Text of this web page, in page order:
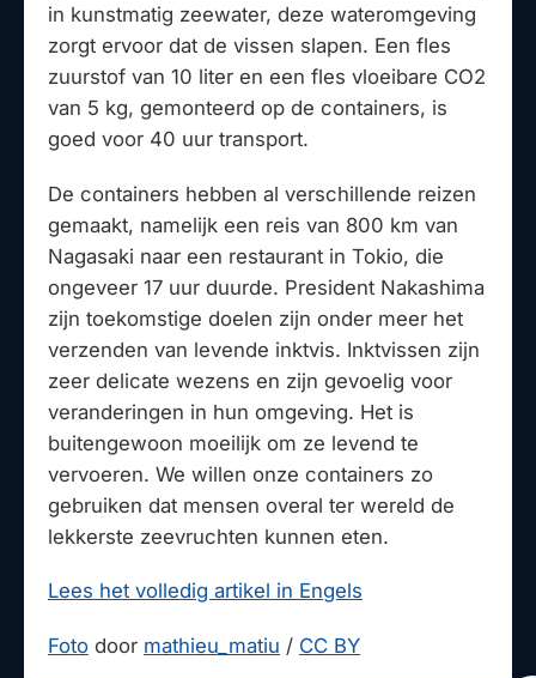
in kunstmatig zeewater, deze wateromgeving
zorgt ervoor dat de vissen slapen. Een fles
zuurstof van 10 liter en een fles vloeibare CO2
van 5 kg, gemonteerd op de containers, is
goed voor 40 uur transport.
De containers hebben al verschillende reizen
gemaakt, namelijk een reis van 800 km van
Nagasaki naar een restaurant in Tokio, die
ongeveer 17 uur duurde. President Nakashima
zijn toekomstige doelen zijn onder meer het
verzenden van levende inktvis. Inktvissen zijn
zeer delicate wezens en zijn gevoelig voor
veranderingen in hun omgeving. Het is
buitengewoon moeilijk om ze levend te
vervoeren. We willen onze containers zo
gebruiken dat mensen overal ter wereld de
lekkerste zeevruchten kunnen eten.
Lees het volledig artikel in Engels
Foto door mathieu_matiu / CC BY